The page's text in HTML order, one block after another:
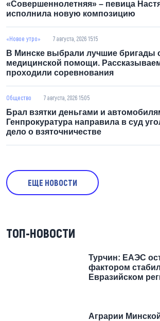
«Совершеннолетняя» – певица Настя
исполнила новую композицию
«Новое утро» 7 августа, 2026 15:15
В Минске выбрали лучшие бригады
медицинской помощи.
проходили соревнования
Общество 7 августа, 2026 15:05
Брал взятки деньгами и
Генпрокуратура направила в суд
дело о взяточничестве
ЕЩЕ НОВОСТИ
ТОП-НОВОСТИ
Турчин: ЕАЭС
фактором
Евразийском
Аграрии